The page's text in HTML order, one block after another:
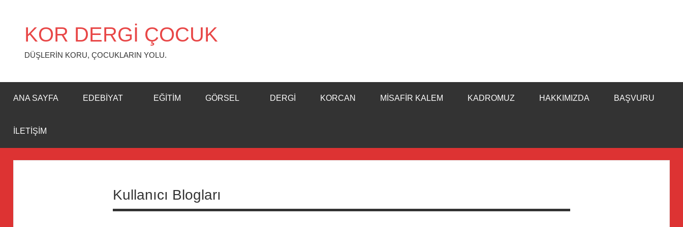
KOR DERGİ ÇOCUK
DÜŞLERİN KORU, ÇOCUKLARIN YOLU.
ANA SAYFA EDEBIYAT EĞITIM GÖRSEL DERGI KORCAN MISAFIR KALEM KADROMUZ HAKKIMIZDA BAŞVURU
İLETIŞIM
Kullanıcı Blogları